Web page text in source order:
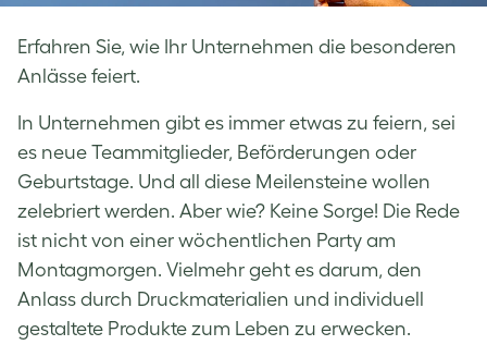
Erfahren Sie, wie Ihr Unternehmen die besonderen
Anlässe feiert.
In Unternehmen gibt es immer etwas zu feiern, sei
es neue Teammitglieder, Beförderungen oder
Geburtstage. Und all diese Meilensteine wollen
zelebriert werden. Aber wie? Keine Sorge! Die Rede
ist nicht von einer wöchentlichen Party am
Montagmorgen. Vielmehr geht es darum, den
Anlass durch Druckmaterialien und individuell
gestaltete Produkte zum Leben zu erwecken.